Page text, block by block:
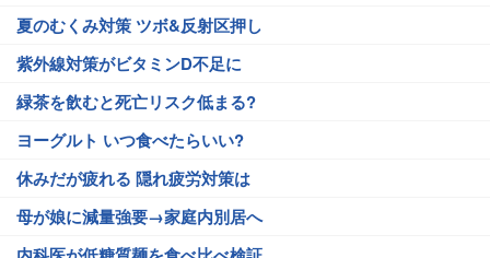
夏のむくみ対策 ツボ&反射区押し
紫外線対策がビタミンD不足に
緑茶を飲むと死亡リスク低まる?
ヨーグルト いつ食べたらいい?
休みだが疲れる 隠れ疲労対策は
母が娘に減量強要→家庭内別居へ